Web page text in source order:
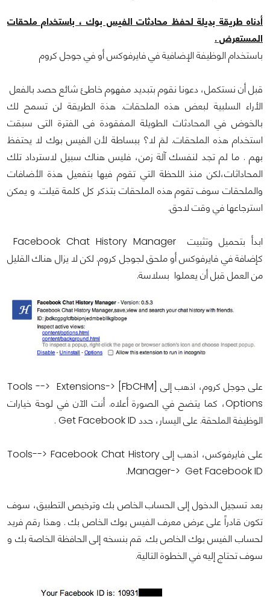
أدناه طريقة بديلة لحفظ محادثات الفيس بوك ، باستخدام ملحقات
المستعرض .
باستخدام الوظيفة الإضافية في فايرفوكس أو في جوجل كروم
قبل أن نستكمل، دعونا نقوم بتبديد مفهوم خاطئ شائع حصد بالفعل
الأراء السلبية لبعض هذه الملحقات. هذة الطريقة لن تسمح لك
بالخوض في المحادثات الطويلة المفقودة فى الفترة التى سبقت
استخدام هذه الملحقات. لمَ لا؟ ببساطة لأن الفيس بوك لا يحتفظ
بهم . ما لم تجد لنفسك آلة زمن، فليس هناك سبيل لاسترداد تلك
المحاداثات،لكن منذ اللحظة التي تقوم فيها بتفعيل هذة الأضافات
والملحقات سوف تقوم هذه الملحقات بتذكر كل كلمة قيلت. و يمكن
استرجاعها في وقت لاحق.
كإضافة في فايرفوكس أو ملحق لجوجل كروم. لكن لا يزال هناك القليل
من العمل قبل أن يعملوا بسلاسة.
على جوجل كروم، اذهب إلى Tools --> Extensions-> [FbCHM]
Options، كما يتضح في الصورة أعلاه. أنت الآن في لوحة خيارات
الوظيفة الملحقة. على اليسار، حدد Get Facebook ID .
على فايرفوكس، اذهب إلى Tools--> Facebook Chat History
Manager-> Get Facebook ID.
بعد تسجيل الدخول إلى الحساب الخاص بك وترخيص التطبيق، سوف
تكون قادراً على عرض معرف الفيس بوك الخاص بك . وهذا رقم فريد
لحساب الفيس بوك الخاص بك. قم بنسخه إلى الحافظة الخاصة بك و
سوف تحتاج إليه في الخطوة التالية.